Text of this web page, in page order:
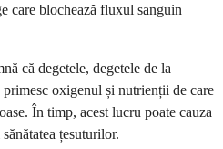
care blochează fluxul sanguin
că degetele, degetele de la
oxigenul și nutrienții de care
În timp, acest lucru poate cauza
țesuturilor.